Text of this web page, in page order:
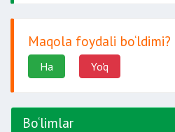
Maqola foydali bo‘ldimi?
Ha Yo'q
Bo‘limlar